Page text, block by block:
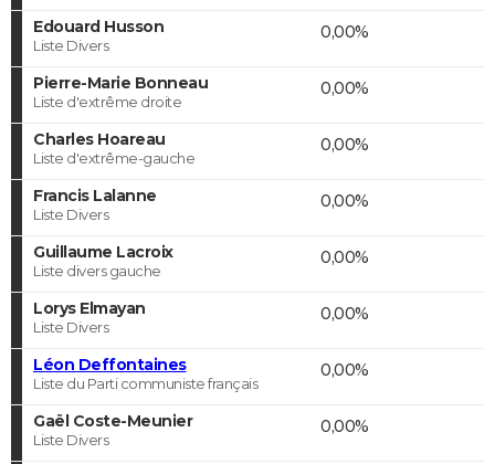
Edouard Husson
Liste Divers
0,00%
Pierre-Marie Bonneau
Liste d'extrême droite
0,00%
Charles Hoareau
Liste d'extrême-gauche
0,00%
Francis Lalanne
Liste Divers
0,00%
Guillaume Lacroix
Liste divers gauche
0,00%
Lorys Elmayan
Liste Divers
0,00%
Léon Deffontaines
Liste du Parti communiste français
0,00%
Gaël Coste-Meunier
Liste Divers
0,00%